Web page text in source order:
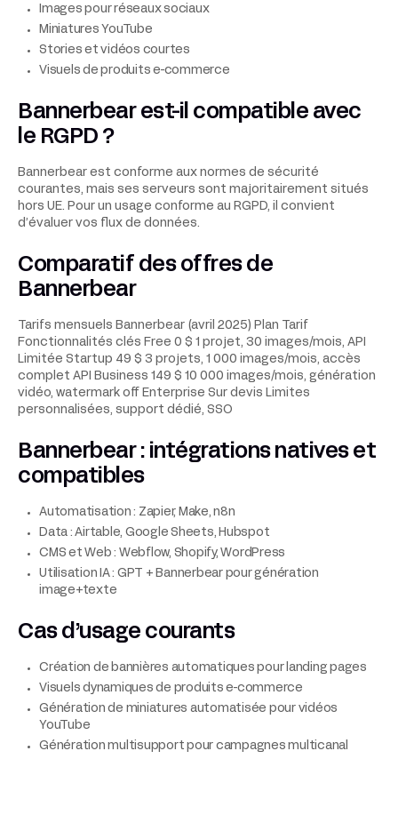
Images pour réseaux sociaux
Miniatures YouTube
Stories et vidéos courtes
Visuels de produits e-commerce
Bannerbear est-il compatible avec
le RGPD ?
Bannerbear est conforme aux normes de sécurité
courantes, mais ses serveurs sont majoritairement situés
hors UE. Pour un usage conforme au RGPD, il convient
d’évaluer vos flux de données.
Comparatif des offres de
Bannerbear
Tarifs mensuels Bannerbear (avril 2025) Plan Tarif
Fonctionnalités clés Free 0 $ 1 projet, 30 images/mois, API
Limitée Startup 49 $ 3 projets, 1 000 images/mois, accès
complet API Business 149 $ 10 000 images/mois, génération
vidéo, watermark off Enterprise Sur devis Limites
personnalisées, support dédié, SSO
Bannerbear : intégrations natives et
compatibles
Automatisation : Zapier, Make, n8n
Data : Airtable, Google Sheets, Hubspot
CMS et Web : Webflow, Shopify, WordPress
Utilisation IA : GPT + Bannerbear pour génération
image+texte
Cas d’usage courants
Création de bannières automatiques pour landing pages
Visuels dynamiques de produits e-commerce
Génération de miniatures automatisée pour vidéos
YouTube
Génération multisupport pour campagnes multicanal